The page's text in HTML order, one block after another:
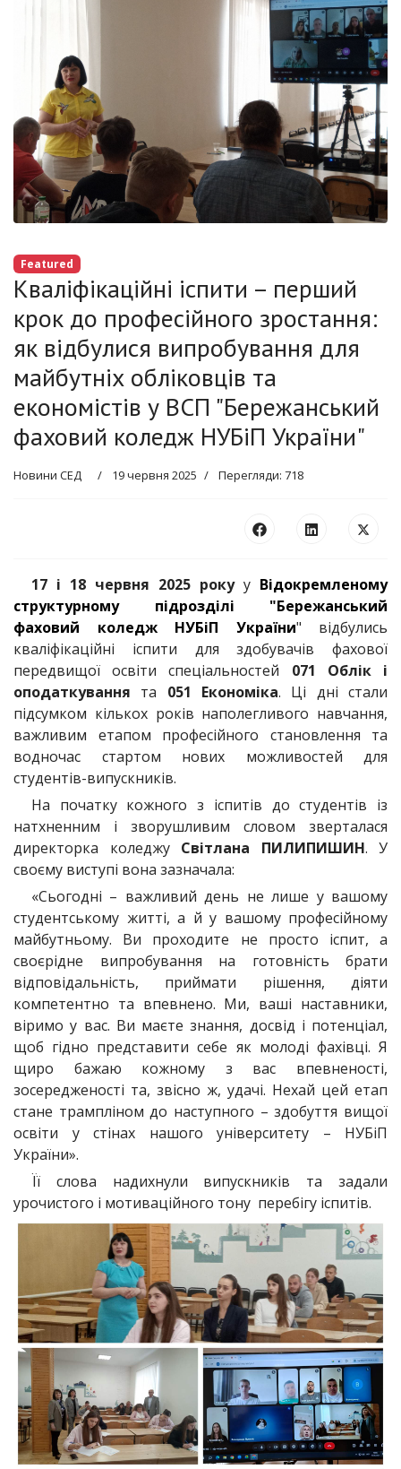
Featured
Кваліфікаційні іспити – перший
крок до професійного зростання:
як відбулися випробування для
майбутніх обліковців та
економістів у ВСП "Бережанський
фаховий коледж НУБіП України"
Новини СЕД 19 червня 2025 Перегляди: 718
17 і 18 червня 2025 рокуу Відокремленому
структурному підрозділі "Бережанський
фаховий коледж НУБіП України" відбулись
кваліфікаційні іспити для здобувачів фахової
передвищої освіти спеціальностей 071 Облік і
оподаткування та 051 Економіка. Ці дні стали
підсумком кількох років наполегливого навчання,
важливим етапом професійного становлення та
водночас стартом нових можливостей для
студентів-випускників.
На початку кожного з іспитів до студентів із
натхненним і зворушливим словом зверталася
директорка коледжу Світлана ПИЛИПИШИН. У
своєму виступі вона зазначала:
«Сьогодні – важливий день не лише у вашому
студентському житті, а й у вашому професійному
майбутньому. Ви проходите не просто іспит, а
своєрідне випробування на готовність брати
відповідальність, приймати рішення, діяти
компетентно та впевнено. Ми, ваші наставники,
віримо у вас. Ви маєте знання, досвід і потенціал,
щоб гідно представити себе як молоді фахівці. Я
щиро бажаю кожному з вас впевненості,
зосередженості та, звісно ж, удачі. Нехай цей етап
стане трампліном до наступного – здобуття вищої
освіти у стінах нашого університету – НУБіП
України».
Її слова надихнули випускників та задали
урочистого і мотиваційного тону перебігу іспитів.